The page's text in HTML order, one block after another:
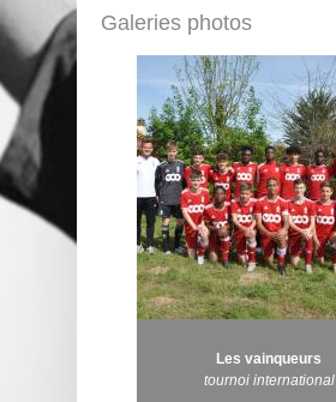
Galeries photos
Les vainqueurs
tournoi international